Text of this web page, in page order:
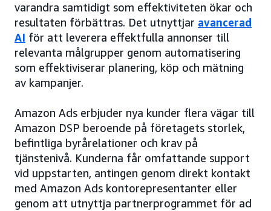
varandra samtidigt som effektiviteten ökar och
resultaten förbättras. Det utnyttjar avancerad
AI för att leverera effektfulla annonser till
relevanta målgrupper genom automatisering
som effektiviserar planering, köp och mätning
av kampanjer.
Amazon Ads erbjuder nya kunder flera vägar till
Amazon DSP beroende på företagets storlek,
befintliga byrårelationer och krav på
tjänstenivå. Kunderna får omfattande support
vid uppstarten, antingen genom direkt kontakt
med Amazon Ads kontorepresentanter eller
genom att utnyttja partnerprogrammet för ad